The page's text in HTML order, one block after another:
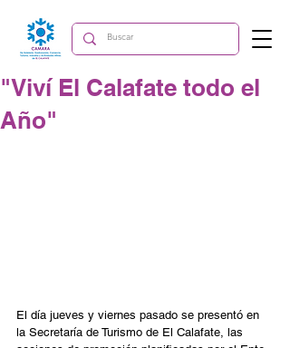
"Viví El Calafate todo el
Año"
El día jueves y viernes pasado se presentó en
la Secretaría de Turismo de El Calafate, las